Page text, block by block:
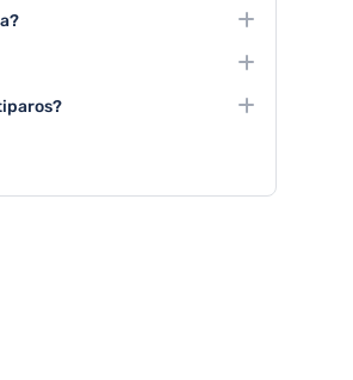
Grotta di Antiparos, il tour
e laboratori
di barche collettive e